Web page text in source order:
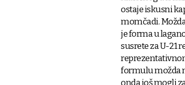
ostaje iskusni
momčadi.
je forma u
susrete za U-21
formulu možda
onda još mogli